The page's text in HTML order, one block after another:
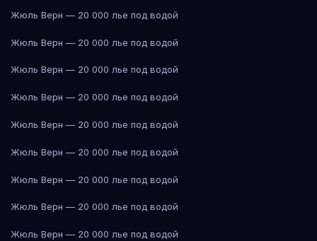
Жюль Верн — 20 000 лье под водой
Жюль Верн — 20 000 лье под водой
Жюль Верн — 20 000 лье под водой
Жюль Верн — 20 000 лье под водой
Жюль Верн — 20 000 лье под водой
Жюль Верн — 20 000 лье под водой
Жюль Верн — 20 000 лье под водой
Жюль Верн — 20 000 лье под водой
Жюль Верн — 20 000 лье под водой